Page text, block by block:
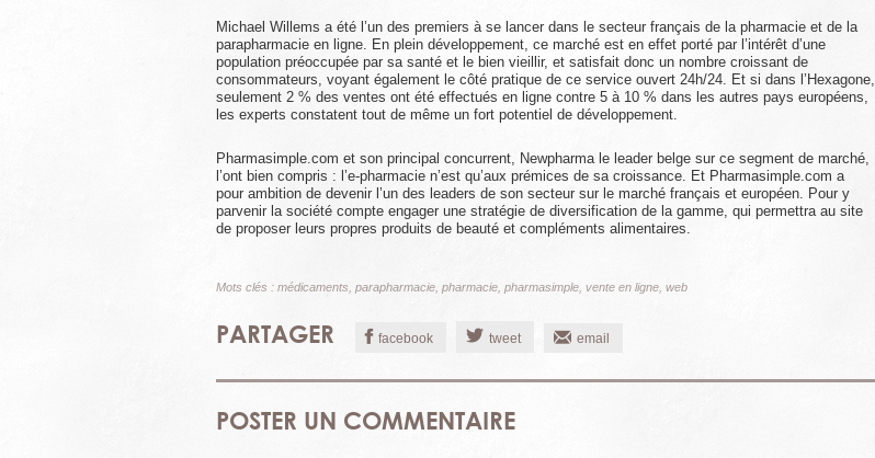
Michael Willems a été l’un des premiers à se lancer dans le secteur français de la pharmacie et de la
parapharmacie en ligne. En plein développement, ce marché est en effet porté par l’intérêt d’une
population préoccupée par sa santé et le bien vieillir, et satisfait donc un nombre croissant de
consommateurs, voyant également le côté pratique de ce service ouvert 24h/24. Et si dans l’Hexagone,
seulement 2 % des ventes ont été effectués en ligne contre 5 à 10 % dans les autres pays européens,
les experts constatent tout de même un fort potentiel de développement.
Pharmasimple.com et son principal concurrent, Newpharma le leader belge sur ce segment de marché,
l’ont bien compris : l’e-pharmacie n’est qu’aux prémices de sa croissance. Et Pharmasimple.com a
pour ambition de devenir l’un des leaders de son secteur sur le marché français et européen. Pour y
parvenir la société compte engager une stratégie de diversification de la gamme, qui permettra au site
de proposer leurs propres produits de beauté et compléments alimentaires.
Mots clés : médicaments parapharmacie pharmacie pharmasimple vente en ligne web
PARTAGER facebook tweet email
POSTER UN COMMENTAIRE